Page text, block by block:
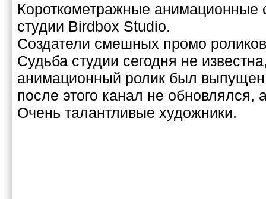
Короткометражные
студии Birdbox Studio.
Создатели смешных промо
Судьба студии сегодня не
анимационный ролик был выпущен
после этого канал не обновлялся,
Очень талантливые художники.